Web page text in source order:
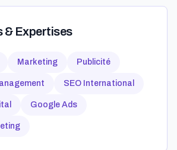
& Expertises
Marketing Publicité
SEO International
Google Ads